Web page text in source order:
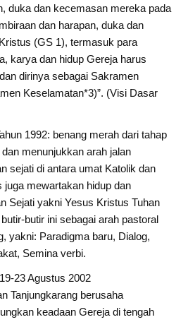
duka dan kecemasan mereka pada
dan harapan, duka dan
(GS 1), termasuk para
karya dan hidup Gereja harus
dirinya sebagai Sakramen
Keselamatan*3)”. (Visi Dasar
1992: benang merah dari tahap
menunjukkan arah jalan
sejati di antara umat Katolik dan
juga mewartakan hidup dan
Sejati yakni Yesus Kristus Tuhan
butir ini sebagai arah pastoral
yakni: Paradigma baru, Dialog,
Semina verbi.
23 Agustus 2002
Tanjungkarang berusaha
keadaan Gereja di tengah